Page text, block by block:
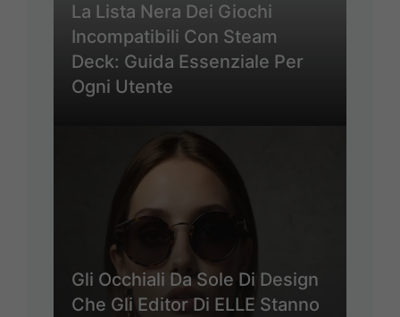
La Lista Nera Dei Giochi
Incompatibili Con Steam
Deck: Guida Essenziale Per
Ogni Utente
Gli Occhiali Da Sole Di Design
Che Gli Editor Di ELLE Stanno